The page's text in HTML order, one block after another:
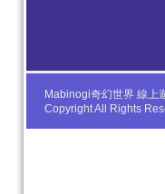
Mabinogi奇幻世界 線上
Copyright All Rights